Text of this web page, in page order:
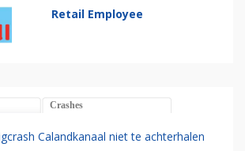
Retail Employee
Crashes
Calandkanaal niet te achterhalen